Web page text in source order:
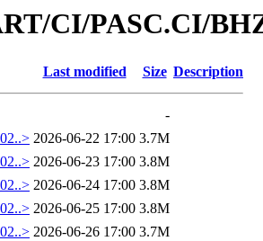
CI/PASC.CI/
Last modified Size Description
-
2026-06-22 17:00 3.7M
2026-06-23 17:00 3.8M
2026-06-24 17:00 3.8M
2026-06-25 17:00 3.8M
2026-06-26 17:00 3.7M